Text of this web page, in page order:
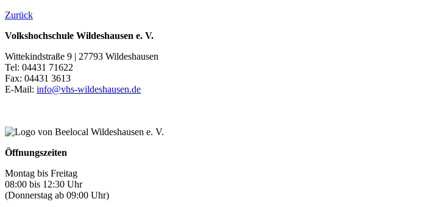
Zurück
Volkshochschule Wildeshausen e. V.
Wittekindstraße 9 | 27793 Wildeshausen
Tel: 04431 71622
Fax: 04431 3613
E-Mail: info@vhs-wildeshausen.de
Öffnungszeiten
Montag bis Freitag
08:00 bis 12:30 Uhr
(Donnerstag ab 09:00 Uhr)